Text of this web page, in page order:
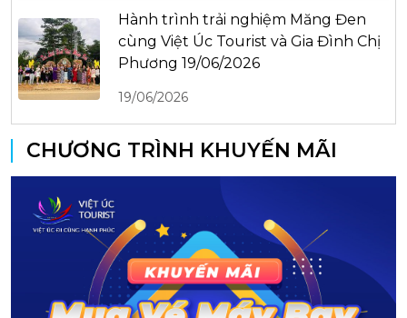
Hành trình trải nghiệm Măng Đen
cùng Việt Úc Tourist và Gia Đình Chị
Phương 19/06/2026
19/06/2026
CHƯƠNG TRÌNH KHUYẾN MÃI